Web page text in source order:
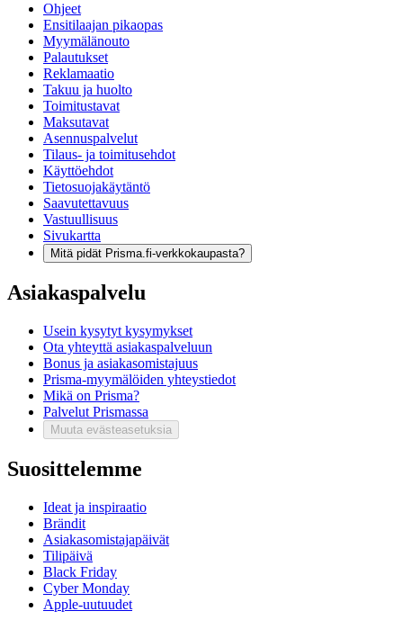
Ohjeet
Ensitilaajan pikaopas
Myymälänouto
Palautukset
Reklamaatio
Takuu ja huolto
Toimitustavat
Maksutavat
Asennuspalvelut
Tilaus- ja toimitusehdot
Käyttöehdot
Tietosuojakäytäntö
Saavutettavuus
Vastuullisuus
Sivukartta
Mitä pidät Prisma.fi-verkkokaupasta?
Asiakaspalvelu
Usein kysytyt kysymykset
Ota yhteyttä asiakaspalveluun
Bonus ja asiakasomistajuus
Prisma-myymälöiden yhteystiedot
Mikä on Prisma?
Palvelut Prismassa
Muuta evästeasetuksia
Suosittelemme
Ideat ja inspiraatio
Brändit
Asiakasomistajapäivät
Tilipäivä
Black Friday
Cyber Monday
Apple-uutuudet